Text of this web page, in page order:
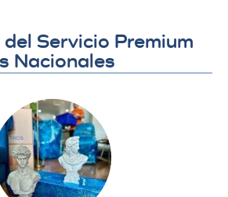
Servicio Premium
Nacionales